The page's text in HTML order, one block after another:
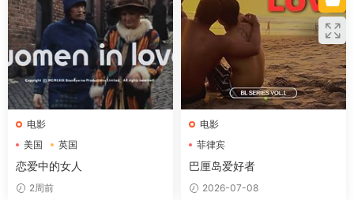
电影
美国
英国
恋爱中的女人
2周前
电影
菲律宾
巴厘岛爱好者
2026-07-08